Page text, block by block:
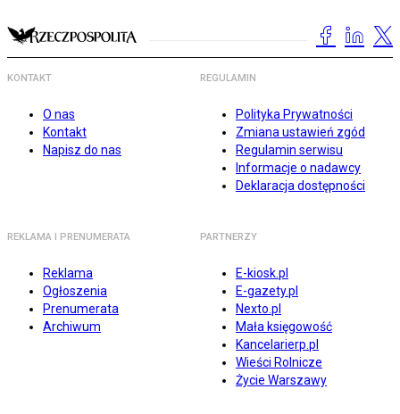
KONTAKT
O nas
Kontakt
Napisz do nas
REGULAMIN
Polityka Prywatności
Zmiana ustawień zgód
Regulamin serwisu
Informacje o nadawcy
Deklaracja dostępności
REKLAMA I PRENUMERATA
Reklama
Ogłoszenia
Prenumerata
Archiwum
PARTNERZY
E-kiosk.pl
E-gazety.pl
Nexto.pl
Mała księgowość
Kancelarierp.pl
Wieści Rolnicze
Życie Warszawy